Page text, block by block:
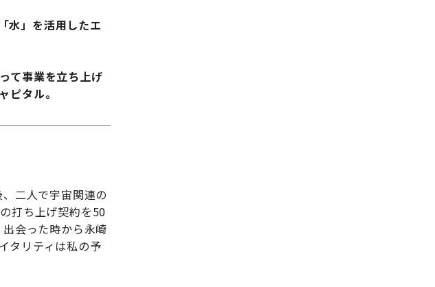
水」を活用したエ
て事業を立ち上げ
ピタル。
二人で宇宙関連の
打ち上げ契約を50
会った時から永崎
タリティは私の予